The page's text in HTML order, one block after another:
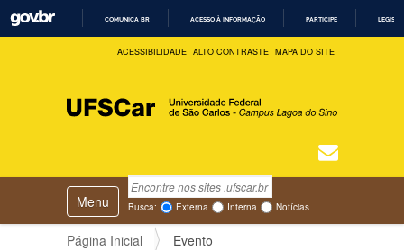
R
A
E
D
COMUNICA BR ACESSO À INFORMAÇÃO PARTICIPE
ACESSIBILIDADE ALTO CONTRASTE MAPA DO SITE
Busca
Busca Avançada…
Busca: Externa Interna Notícias
v
Toggle navigation
Página Inicial Evento